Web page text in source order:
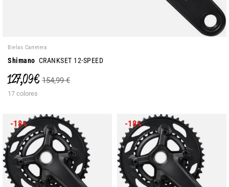
Bielas Carretera
Shimano CRANKSET 12-SPEED
127,09 € 154,99 €
17 colores
-18% -18%